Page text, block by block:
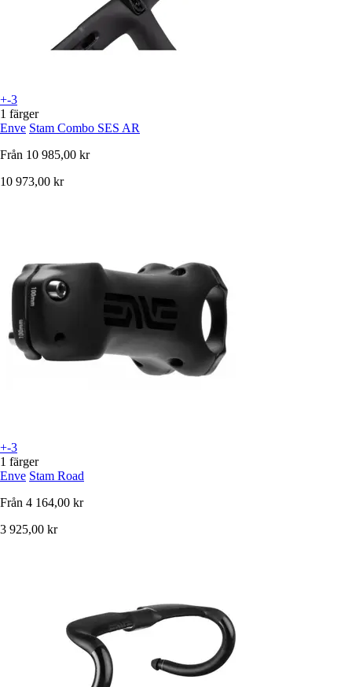
+-3
1 färger
Enve Stam Combo SES AR
Från 10 985,00 kr
10 973,00 kr
+-3
1 färger
Enve Stam Road
Från 4 164,00 kr
3 925,00 kr